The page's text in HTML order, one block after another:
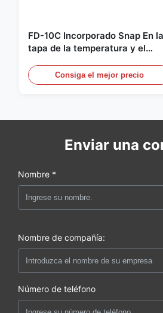
FD-10C Incorporado Snap En la
tapa de la temperatura y el
acero inoxidable Monitor
Consiga el mejor precio
Enviar una
Nombre *
Nombre de compañía:
Número de teléfono